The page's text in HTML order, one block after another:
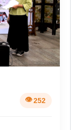
252